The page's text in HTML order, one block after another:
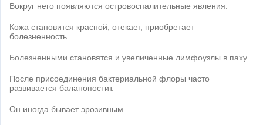
Вокруг него появляются островоспалительные явления.
Кожа становится красной, отекает, приобретает
болезненность.
Болезненными становятся и увеличенные лимфоузлы в паху.
После присоединения бактериальной флоры часто
развивается баланопостит.
Он иногда бывает эрозивным.